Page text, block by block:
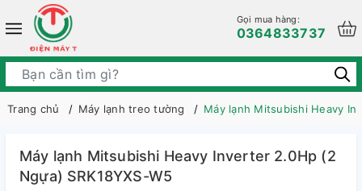
Gọi mua hàng:
0364833737
Trang chủ Máy lạnh treo tường Máy lạnh Mitsubishi Heavy
Máy lạnh Mitsubishi Heavy Inverter 2.0Hp (2
Ngựa) SRK18YXS-W5